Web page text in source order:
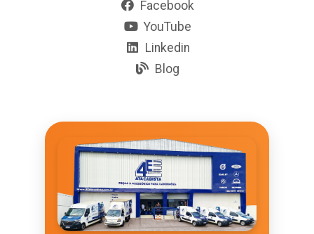
Facebook
YouTube
Linkedin
Blog